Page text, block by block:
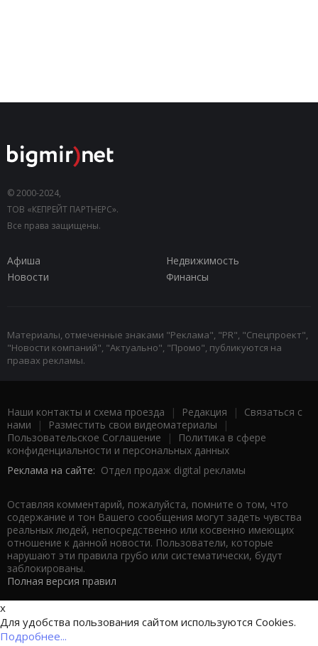
© 2000-2024,
ТОВ «КЕПРЕЙТ ПАРТНЕРС».
Все права защищены.
Афиша
Недвижимость
Новости
Финансы
Материалы, отмеченные знаками "Реклама", "PR", "Спецпроект",
"Новости компаний", "Актуально", "Промо", публикуются на
правах рекламы.
Наши контакты и схема проезда | Редакция | Связаться с
нами | Разместить свои видеоматериалы |
Пользовательское Соглашение |
Политика в сфере
конфиденциальности и персональных данных
Реклама на сайте: Отдел продаж digital рекламы
Оставляя комментарий, пожалуйста, помните о том, что
содержание и тон Вашего сообщения могут задеть чувства
реальных людей, непосредственно или косвенно имеющих
отношение к данной новости. Пользователи, которые
нарушают эти правила грубо или систематически, будут
заблокированы.
Полная версия правил
x
Для удобства пользования сайтом используются Cookies.
Подробнее...